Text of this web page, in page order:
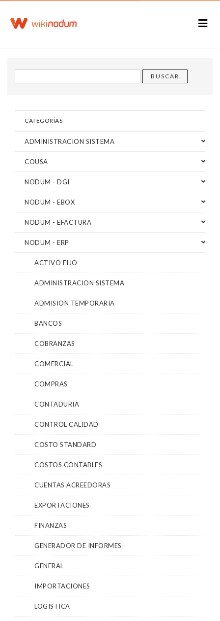
CATEGORÍAS
ADMINISTRACION SISTEMA
COUSA
NODUM - DGI
NODUM - EBOX
NODUM - EFACTURA
NODUM - ERP
ACTIVO FIJO
ADMINISTRACION SISTEMA
ADMISION TEMPORARIA
BANCOS
COBRANZAS
COMERCIAL
COMPRAS
CONTADURIA
CONTROL CALIDAD
COSTO STANDARD
COSTOS CONTABLES
CUENTAS ACREEDORAS
EXPORTACIONES
FINANZAS
GENERADOR DE INFORMES
GENERAL
IMPORTACIONES
LOGISTICA